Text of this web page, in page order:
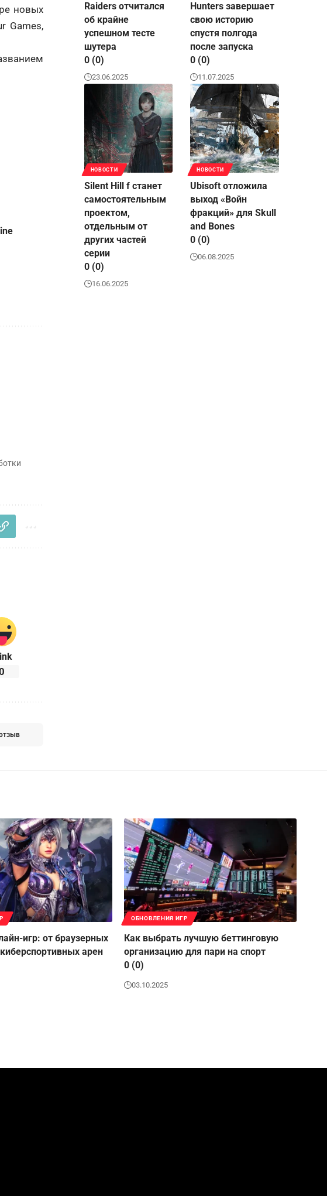
новых
Games,
Raiders отчитался
об крайне
успешном тесте
шутера
0 (0)
23.06.2025
Hunters завершает
свою историю
спустя полгода
после запуска
0 (0)
11.07.2025
НОВОСТИ
Silent Hill f станет
самостоятельным
проектом,
отдельным от
других частей
серии
0 (0)
16.06.2025
НОВОСТИ
Ubisoft отложила
выход «Войн
фракций» для Skull
and Bones
0 (0)
06.08.2025
игр: от браузерных
арен
ОБНОВЛЕНИЯ ИГР
Как выбрать лучшую беттинговую
организацию для пари на спорт
0 (0)
03.10.2025